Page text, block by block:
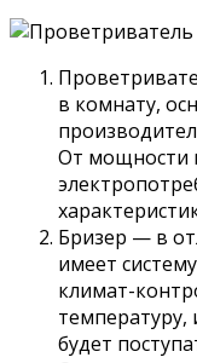
в комнату,
От мощности
Бризер — в
имеет
климат-
будет